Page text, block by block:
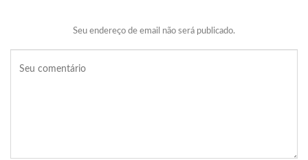
Seu endereço de email não será publicado.